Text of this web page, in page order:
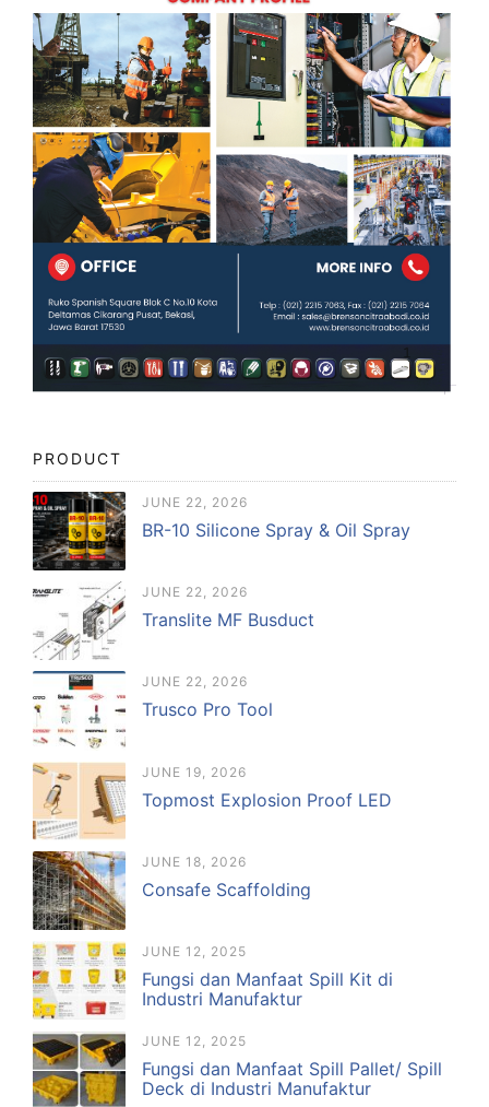
PRODUCT
JUNE 22, 2026
BR-10 Silicone Spray & Oil Spray
JUNE 22, 2026
Translite MF Busduct
JUNE 22, 2026
Trusco Pro Tool
JUNE 19, 2026
Topmost Explosion Proof LED
JUNE 18, 2026
Consafe Scaffolding
JUNE 12, 2025
Fungsi dan Manfaat Spill Kit di
Industri Manufaktur
JUNE 12, 2025
Fungsi dan Manfaat Spill Pallet/ Spill
Deck di Industri Manufaktur